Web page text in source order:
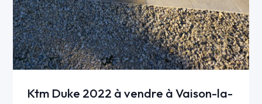
Ktm Duke 2022 à vendre à Vaison-la-